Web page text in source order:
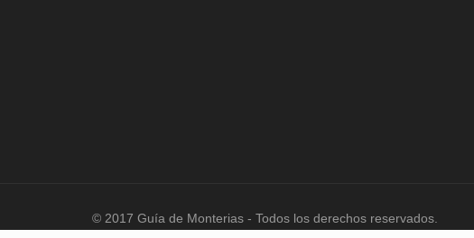
© 2017 Guía de Monterias - Todos los derechos reservados.